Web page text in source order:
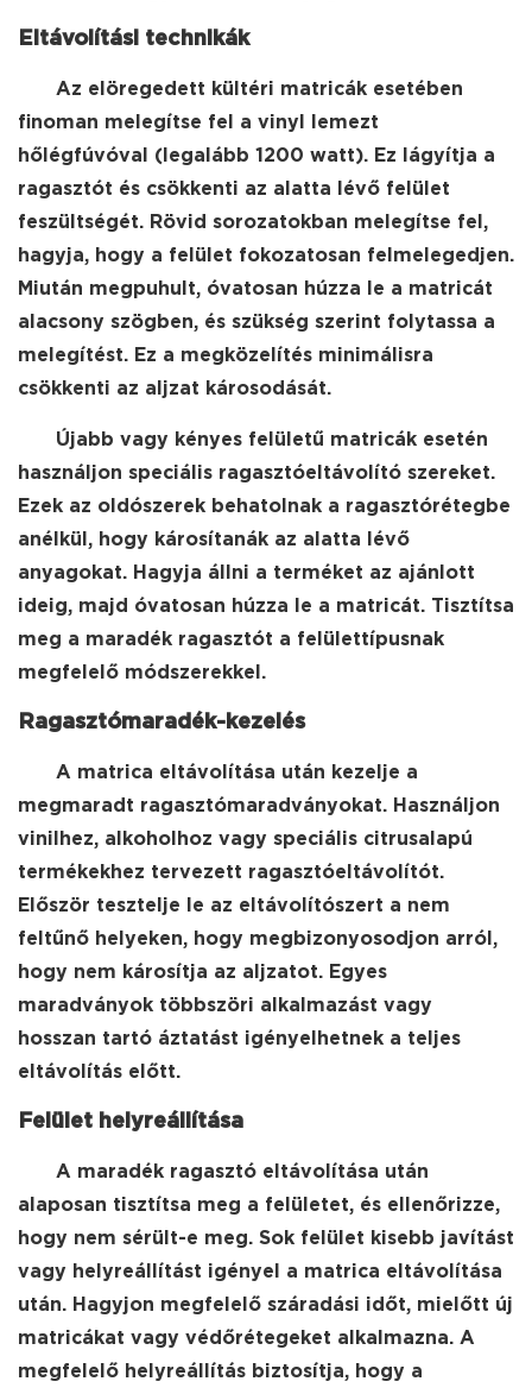
Eltávolítási technikák
Az elöregedett kültéri matricák esetében
finoman melegítse fel a vinyl lemezt
hőlégfúvóval (legalább 1200 watt). Ez lágyítja a
ragasztót és csökkenti az alatta lévő felület
feszültségét. Rövid sorozatokban melegítse fel,
hagyja, hogy a felület fokozatosan felmelegedjen.
Miután megpuhult, óvatosan húzza le a matricát
alacsony szögben, és szükség szerint folytassa a
melegítést. Ez a megközelítés minimálisra
csökkenti az aljzat károsodását.
Újabb vagy kényes felületű matricák esetén
használjon speciális ragasztóeltávolító szereket.
Ezek az oldószerek behatolnak a ragasztórétegbe
anélkül, hogy károsítanák az alatta lévő
anyagokat. Hagyja állni a terméket az ajánlott
ideig, majd óvatosan húzza le a matricát. Tisztítsa
meg a maradék ragasztót a felülettípusnak
megfelelő módszerekkel.
Ragasztómaradék-kezelés
A matrica eltávolítása után kezelje a
megmaradt ragasztómaradványokat. Használjon
vinilhez, alkoholhoz vagy speciális citrusalapú
termékekhez tervezett ragasztóeltávolítót.
Először tesztelje le az eltávolítószert a nem
feltűnő helyeken, hogy megbizonyosodjon arról,
hogy nem károsítja az aljzatot. Egyes
maradványok többszöri alkalmazást vagy
hosszan tartó áztatást igényelhetnek a teljes
eltávolítás előtt.
Felület helyreállítása
A maradék ragasztó eltávolítása után
alaposan tisztítsa meg a felületet, és ellenőrizze,
hogy nem sérült-e meg. Sok felület kisebb javítást
vagy helyreállítást igényel a matrica eltávolítása
után. Hagyjon megfelelő száradási időt, mielőtt új
matricákat vagy védőrétegeket alkalmazna. A
megfelelő helyreállítás biztosítja, hogy a